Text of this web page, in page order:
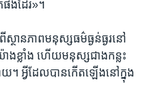
ងដែរ»។
ស្ថានភាព​មនុស្សធម៌​ធ្ងន់ធ្ងរ​នៅ​
ខ្លាំង ហើយ​មនុស្ស​ជាង​កន្លះ​
។ អ្វី​ដែល​បាន​កើតឡើង​នៅ​ក្នុង​